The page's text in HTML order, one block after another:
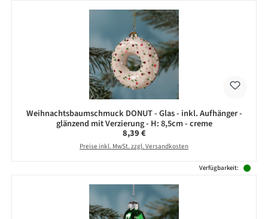
Weihnachtsbaumschmuck DONUT - Glas - inkl. Aufhänger -
glänzend mit Verzierung - H: 8,5cm - creme
Regulärer Preis:
8,39 €
Preise inkl. MwSt. zzgl. Versandkosten
Verfügbarkeit: